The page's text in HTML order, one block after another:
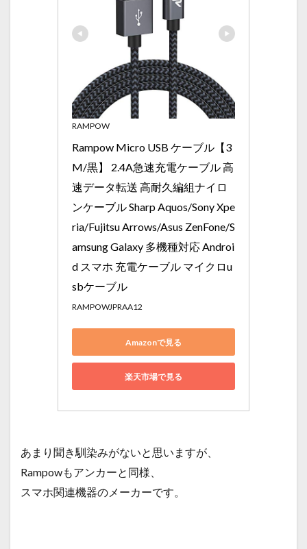
RAMPOW
Rampow Micro USB ケーブル【3
M/黒】 2.4A急速充電ケーブル 高
速データ転送 高耐久編組ナイロ
ンケーブル Sharp Aquos/Sony Xpe
ria/Fujitsu Arrows/Asus ZenFone/S
amsung Galaxy 多機種対応 Androi
d スマホ 充電ケーブル マイクロu
sbケーブル
RAMPOWJPRAA12
Amazonで見る
楽天市場で見る
あまり聞き馴染みがないと思いますが、
Rampowもアンカーと同様、
スマホ関連機器のメーカーです。